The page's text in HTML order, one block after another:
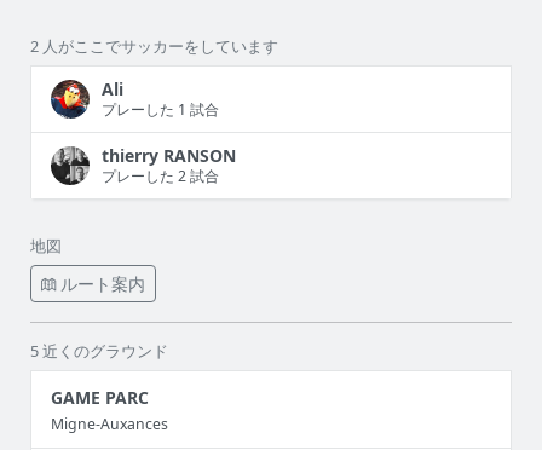
2 人がここでサッカーをしています
Ali
プレーした 1 試合
thierry RANSON
プレーした 2 試合
地図
ルート案内
5 近くのグラウンド
GAME PARC
Migne-Auxances